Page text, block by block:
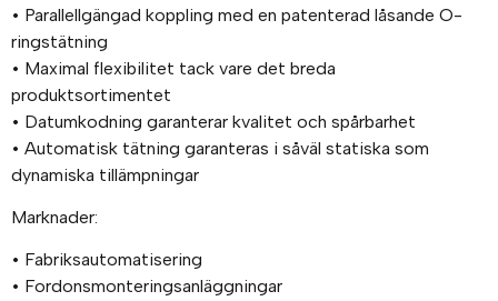
• Parallellgängad koppling med en patenterad låsande O-
ringstätning
• Maximal flexibilitet tack vare det breda
produktsortimentet
• Datumkodning garanterar kvalitet och spårbarhet
• Automatisk tätning garanteras i såväl statiska som
dynamiska tillämpningar
Marknader:
• Fabriksautomatisering
• Fordonsmonteringsanläggningar